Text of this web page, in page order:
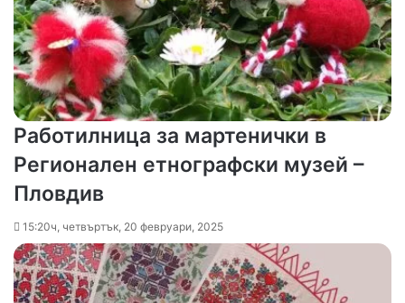
Работилница за мартенички в
Регионален етнографски музей –
Пловдив
15:20ч, четвъртък, 20 февруари, 2025